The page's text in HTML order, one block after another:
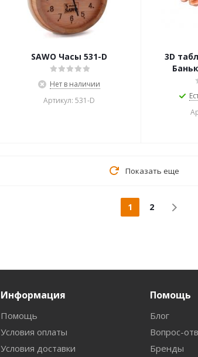
SAWO Часы 531-D
Нет в наличии
Артикул: 531-D
3D
Показать еще
1 2
Информация
Помощь
Условия оплаты
Условия доставки
Помощь
Блог
Вопрос-
Бренды